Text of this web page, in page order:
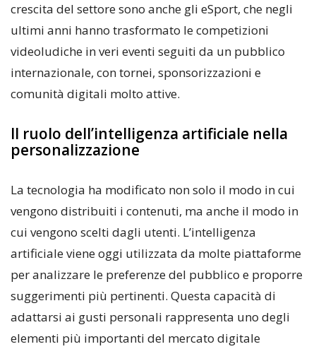
crescita del settore sono anche gli eSport, che negli
ultimi anni hanno trasformato le competizioni
videoludiche in veri eventi seguiti da un pubblico
internazionale, con tornei, sponsorizzazioni e
comunità digitali molto attive.
Il ruolo dell’intelligenza artificiale nella
personalizzazione
La tecnologia ha modificato non solo il modo in cui
vengono distribuiti i contenuti, ma anche il modo in
cui vengono scelti dagli utenti. L’intelligenza
artificiale viene oggi utilizzata da molte piattaforme
per analizzare le preferenze del pubblico e proporre
suggerimenti più pertinenti. Questa capacità di
adattarsi ai gusti personali rappresenta uno degli
elementi più importanti del mercato digitale